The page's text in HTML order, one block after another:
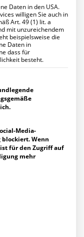
zu
in
ARCHIV
wir aktuell
Durch einen
am 30.
72 Kommunen
Daten in den USA.
willigen Sie auch in
Art. 49 (1) lit. a
mit unzureichendem
beispielsweise die
Daten in
dass für
besteht.
die eine Einwilligung
Media-
Wenn
für den Zugriff auf
mehr